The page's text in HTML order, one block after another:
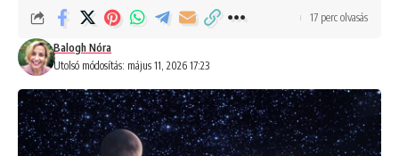
Utolsó módosítás: május 11, 2026 17:23
Balogh Nóra
17 perc olvasás